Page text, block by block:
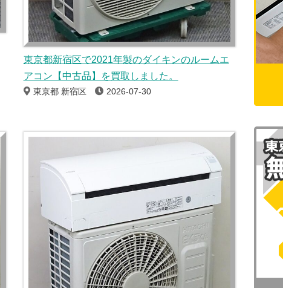
東京都新宿区で2021年製のダイキンのルームエ
アコン【中古品】を買取しました。
東京都 新宿区 2026-07-30